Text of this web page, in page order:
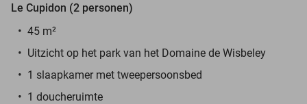
Le Cupidon (2 personen)
45 m²
Uitzicht op het park van het Domaine de Wisbeley
1 slaapkamer met tweepersoonsbed
1 doucheruimte